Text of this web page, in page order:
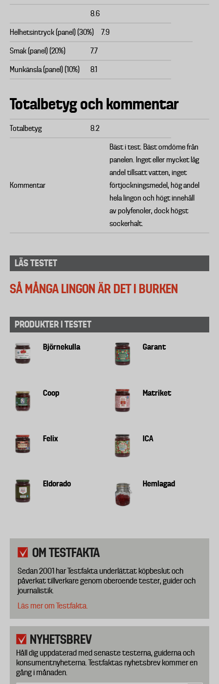
8.6
Helhetsintryck (panel) (30%) 7.9
Smak (panel) (20%) 7.7
Munkänsla (panel) (10%) 8.1
Totalbetyg och kommentar
Totalbetyg 8.2
Kommentar
Bäst i test. Bäst omdöme från
panelen. Inget eller mycket låg
andel tillsatt vatten, inget
förtjockningsmedel, hög andel
hela lingon och högt innehåll
av polyfenoler, dock högst
sockerhalt.
LÄS TESTET
SÅ MÅNGA LINGON ÄR DET I BURKEN
PRODUKTER I TESTET
Björnekulla Garant
Coop Matriket
Felix ICA
Eldorado Hemlagad
OM TESTFAKTA
Sedan 2001 har Testfakta underlättat köpbeslut och
påverkat tillverkare genom oberoende tester, guider och
journalistik.
Läs mer om Testfakta.
NYHETSBREV
Håll dig uppdaterad med senaste testerna, guiderna och
konsumentnyheterna. Testfaktas nyhetsbrev kommer en
gång i månaden.